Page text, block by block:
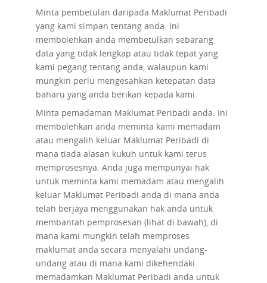
Minta pembetulan daripada Maklumat Peribadi
yang kami simpan tentang anda. Ini
membolehkan anda membetulkan sebarang
data yang tidak lengkap atau tidak tepat yang
kami pegang tentang anda, walaupun kami
mungkin perlu mengesahkan ketepatan data
baharu yang anda berikan kepada kami.
Minta pemadaman Maklumat Peribadi anda. Ini
membolehkan anda meminta kami memadam
atau mengalih keluar Maklumat Peribadi di
mana tiada alasan kukuh untuk kami terus
memprosesnya. Anda juga mempunyai hak
untuk meminta kami memadam atau mengalih
keluar Maklumat Peribadi anda di mana anda
telah berjaya menggunakan hak anda untuk
membantah pemprosesan (lihat di bawah), di
mana kami mungkin telah memproses
maklumat anda secara menyalahi undang-
undang atau di mana kami dikehendaki
memadamkan Maklumat Peribadi anda untuk